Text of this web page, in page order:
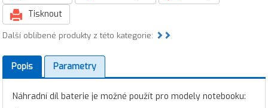
Tisknout
Další oblíbené produkty z této kategorie:
Popis Parametry
Náhradní díl baterie je možné použít pro modely notebooku: